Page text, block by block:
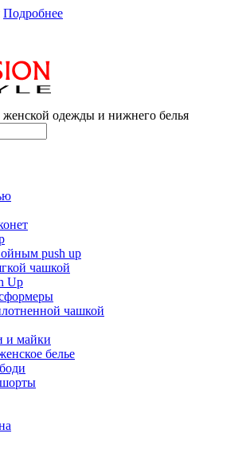
Подробнее
женской одежды и нижнего белья
push up
чашкой
Up
чашкой
и майки
белье